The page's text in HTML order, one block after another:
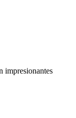
impresionantes